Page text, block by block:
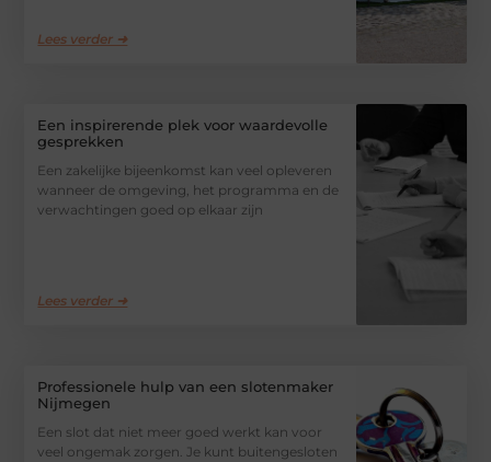
Lees verder ➜
Een inspirerende plek voor waardevolle
gesprekken
Een zakelijke bijeenkomst kan veel opleveren
wanneer de omgeving, het programma en de
verwachtingen goed op elkaar zijn
Lees verder ➜
Professionele hulp van een slotenmaker
Nijmegen
Een slot dat niet meer goed werkt kan voor
veel ongemak zorgen. Je kunt buitengesloten